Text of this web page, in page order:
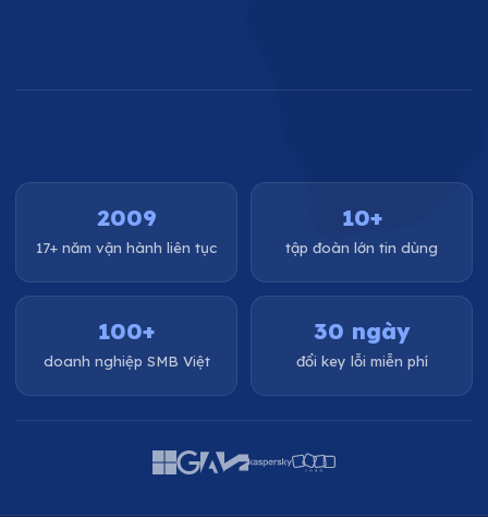
2009
17+ năm vận hành liên tục
10+
tập đoàn lớn tin dùng
100+
doanh nghiệp SMB Việt
30 ngày
đổi key lỗi miễn phí